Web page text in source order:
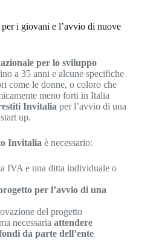
i giovani e l’avvio di nuove
per lo sviluppo
a 35 anni e alcune specifiche
come le donne, o coloro che
meno forti in Italia
Invitalia per l’avvio di una
up.
Invitalia è necessario:
IVA e una ditta individuale o
per l’avvio di una
del progetto
necessaria attendere
da parte dell’ente